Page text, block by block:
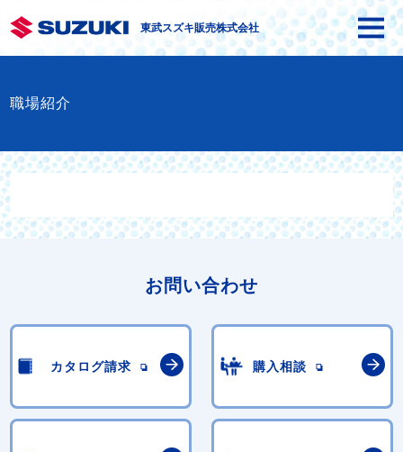
東武スズキ販売株式会社
職場紹介
お問い合わせ
カタログ請求 購入相談